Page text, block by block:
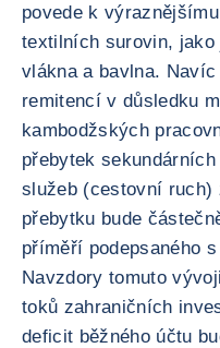
povede k
textilních surovin,
vlákna a bavlna.
remitencí v důsledku
kambodžských
přebytek
služeb (cestovní ruch)
přebytku bude
příměří podepsaného
Navzdory tomuto
toků zahraničních
deficit běžného účtu